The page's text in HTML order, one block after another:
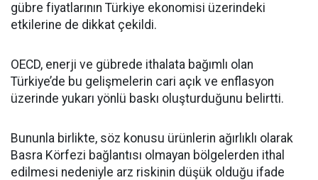
gübre fiyatlarının Türkiye ekonomisi üzerindeki
etkilerine de dikkat çekildi.
OECD, enerji ve gübrede ithalata bağımlı olan
Türkiye’de bu gelişmelerin cari açık ve enflasyon
üzerinde yukarı yönlü baskı oluşturduğunu belirtti.
Bununla birlikte, söz konusu ürünlerin ağırlıklı olarak
Basra Körfezi bağlantısı olmayan bölgelerden ithal
edilmesi nedeniyle arz riskinin düşük olduğu ifade